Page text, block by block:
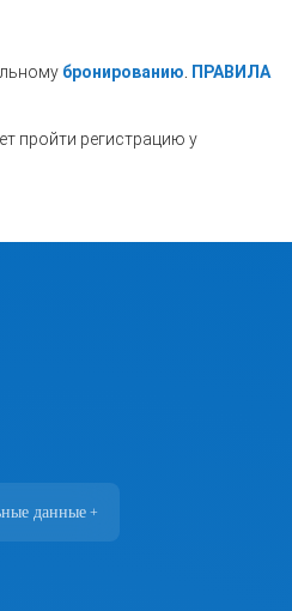
бронированию
ПРАВИЛА
пройти регистрацию у
данные +